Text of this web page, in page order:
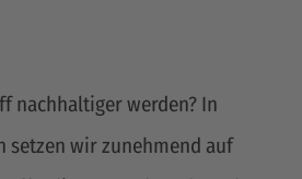
nachhaltiger werden? In
setzen wir zunehmend auf